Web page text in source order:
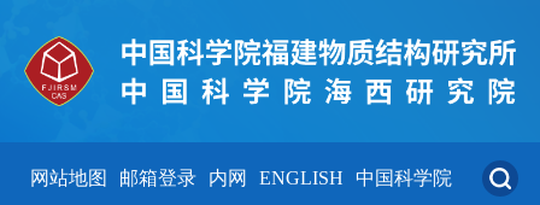
网站地图 邮箱登录 内网 ENGLISH 中国科学院